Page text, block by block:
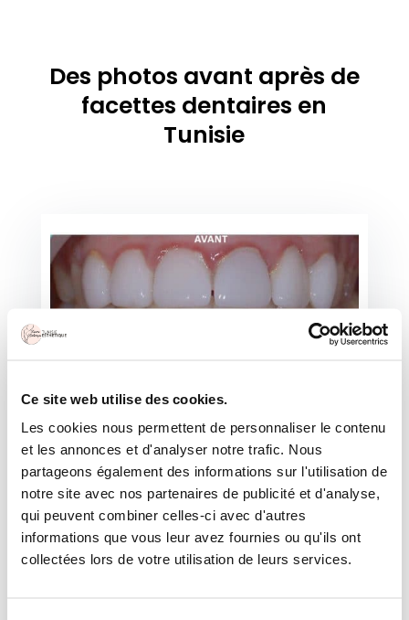
Ce site web utilise des cookies.
Les cookies nous permettent de personnaliser le contenu
et les annonces et d'analyser notre trafic. Nous
partageons également des informations sur l'utilisation de
notre site avec nos partenaires de publicité et d'analyse,
qui peuvent combiner celles-ci avec d'autres
informations que vous leur avez fournies ou qu'ils ont
collectées lors de votre utilisation de leurs services.
Des photos avant après de
facettes dentaires en
Tunisie